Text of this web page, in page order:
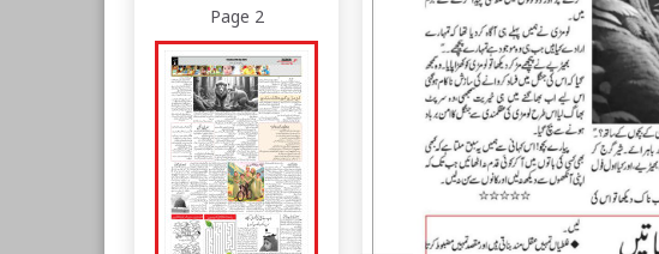
Page 2